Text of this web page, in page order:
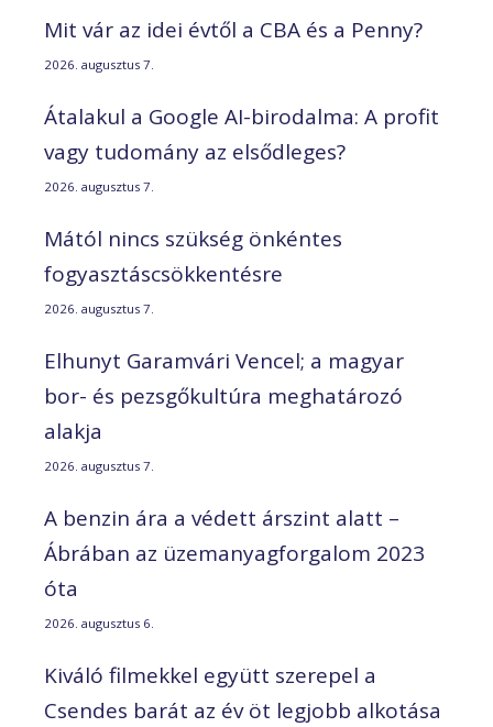
Mit vár az idei évtől a CBA és a Penny?
2026. augusztus 7.
Átalakul a Google AI-birodalma: A profit
vagy tudomány az elsődleges?
2026. augusztus 7.
Mától nincs szükség önkéntes
fogyasztáscsökkentésre
2026. augusztus 7.
Elhunyt Garamvári Vencel; a magyar
bor- és pezsgőkultúra meghatározó
alakja
2026. augusztus 7.
A benzin ára a védett árszint alatt –
Ábrában az üzemanyagforgalom 2023
óta
2026. augusztus 6.
Kiváló filmekkel együtt szerepel a
Csendes barát az év öt legjobb alkotása